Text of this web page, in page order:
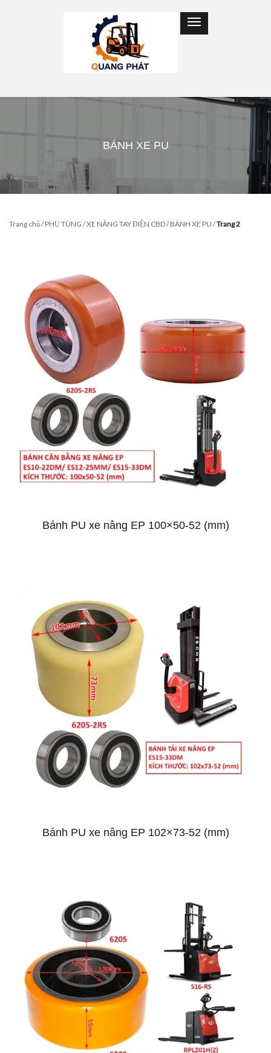
BÁNH XE PU
Trang chủ/PHỤ TÙNG /XE NÂNG TAY ĐIỆN CBD/BÁNH XE PU /Trang 2
Bánh PU xe nâng EP 100×50-52 (mm)
Bánh PU xe nâng EP 102×73-52 (mm)